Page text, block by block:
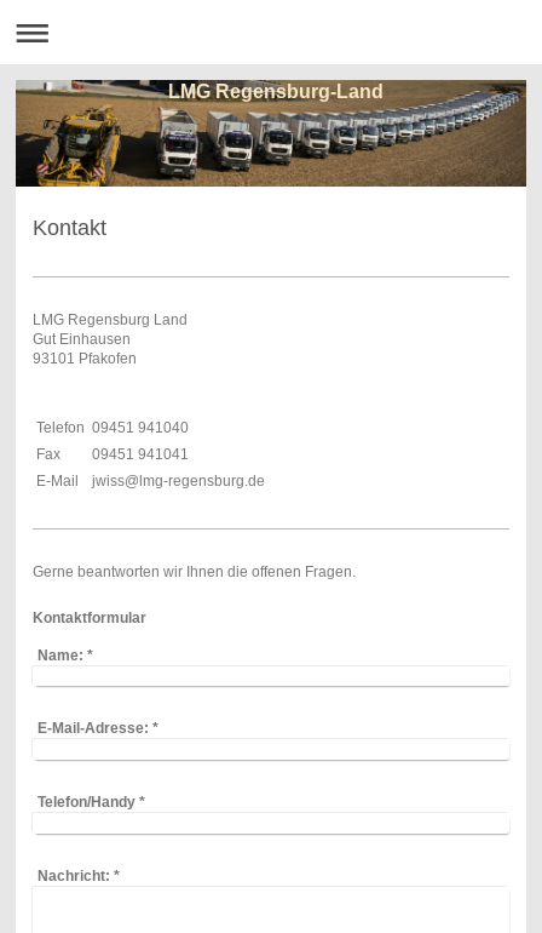
LMG Regensburg-Land
Kontakt
LMG Regensburg Land
Gut Einhausen
93101 Pfakofen
Telefon 09451 941040
Fax
09451 941041
E-Mail
jwiss@lmg-regensburg.de
Gerne beantworten wir Ihnen die offenen Fragen.
Kontaktformular
Name: *
E-Mail-Adresse: *
Telefon/Handy*
Nachricht: *